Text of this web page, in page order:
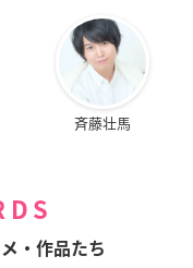
斉藤壮馬
・作品たち